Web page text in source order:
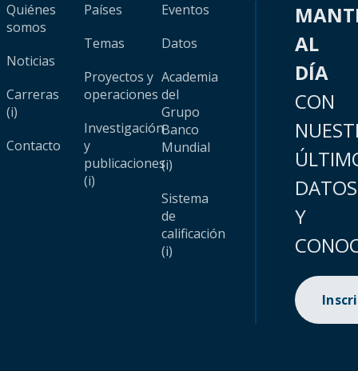
Quiénes
somos
Noticias
Carreras
(i)
Contacto
Países
Temas
Proyectos y
operaciones
Investigación
y
publicaciones
(i)
Eventos
Datos
Academia
del
Grupo
Banco
Mundial
(i)
Sistema
de
calificación
(i)
AL
DÍA
CON
DATOS
Y